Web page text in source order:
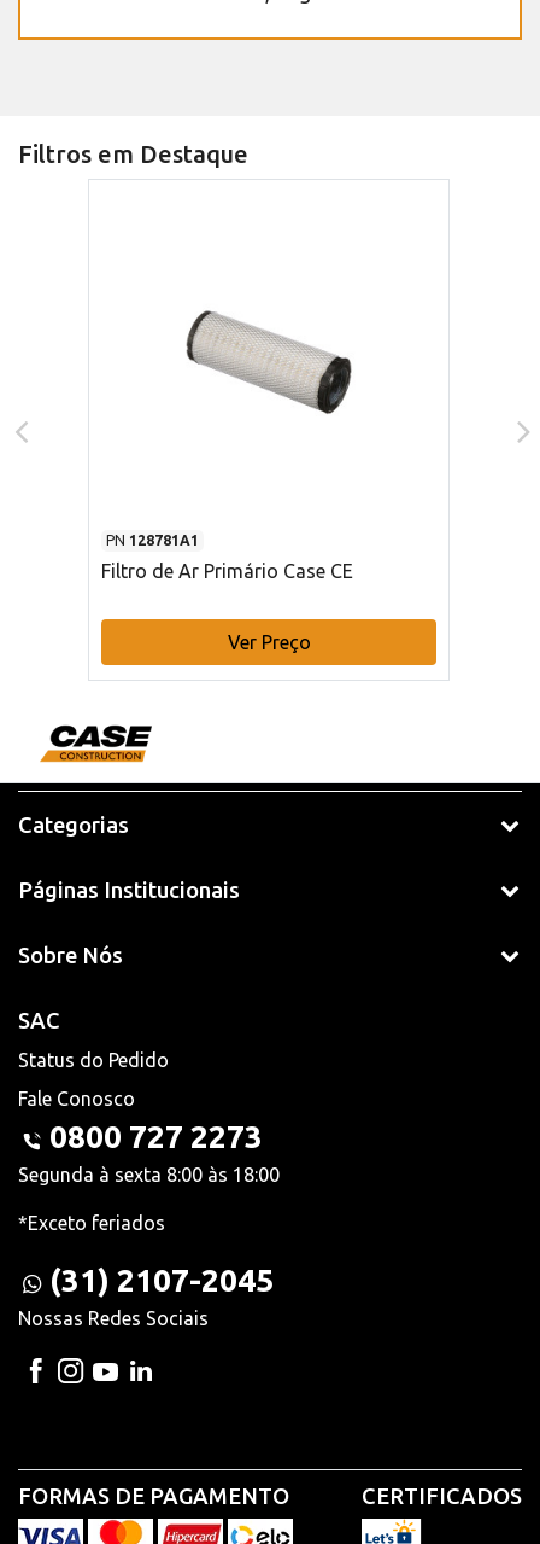
Filtros em Destaque
PN 128781A1
Filtro de Ar Primário Case CE
Ver Preço
Categorias
Páginas Institucionais
Sobre Nós
SAC
Status do Pedido
Fale Conosco
0800 727 2273
Segunda à sexta 8:00 às 18:00
*Exceto feriados
(31) 2107-2045
Nossas Redes Sociais
FORMAS DE PAGAMENTO CERTIFICADOS